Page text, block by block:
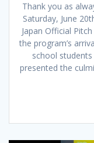
Thank you as
Saturday, June
Japan Official
the program’s
school
presented the